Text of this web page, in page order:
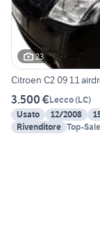
23
Citroen C2 09 1.1
3.500 €Lecco(LC)
Usato
12/2008
Rivenditore Top-